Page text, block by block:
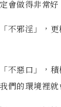
會做得非常好
不邪淫」，更
不惡 口」，
們的環境裡就